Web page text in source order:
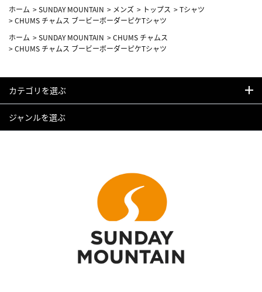
ホーム >SUNDAY MOUNTAIN > メンズ > トップス >Tシャツ
>CHUMS チャムス ブービーボーダーピケTシャツ
ホーム >SUNDAY MOUNTAIN >CHUMS チャムス
>CHUMS チャムス ブービーボーダーピケTシャツ
カテゴリを選ぶ
ジャンルを選ぶ